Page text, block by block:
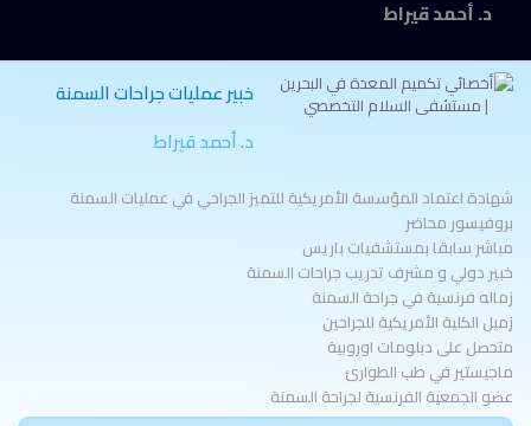
د. أحمد قيراط
خبير عمليات جراحات السمنة
د. أحمد قيراط
⁠شهادة اعتماد المؤسسة الأمريكية للتميز الجراحي في عمليات السمنة
بروفيسور محاضر
⁠مباشر سابقا بمستشفيات باريس
⁠خبير دولي و مشرف تدريب جراحات السمنة
⁠زماله فرنسية في جراحة السمنة
⁠زميل الكلية الأمريكية للجراحين
⁠متحصل على دبلومات اوروبية
⁠ماجيستير في طب الطوارئ
⁠عضو الجمعية الفرنسية لجراحة السمنة